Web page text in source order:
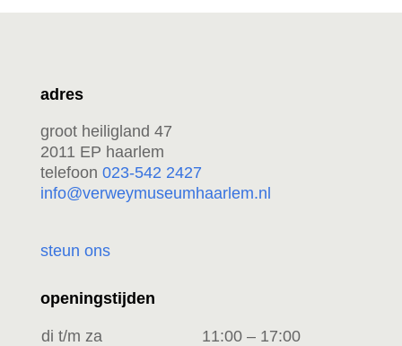
adres
groot heiligland 47
2011 EP haarlem
telefoon 023-542 2427
info@verweymuseumhaarlem.nl
steun ons
openingstijden
di t/m za
11:00 – 17:00